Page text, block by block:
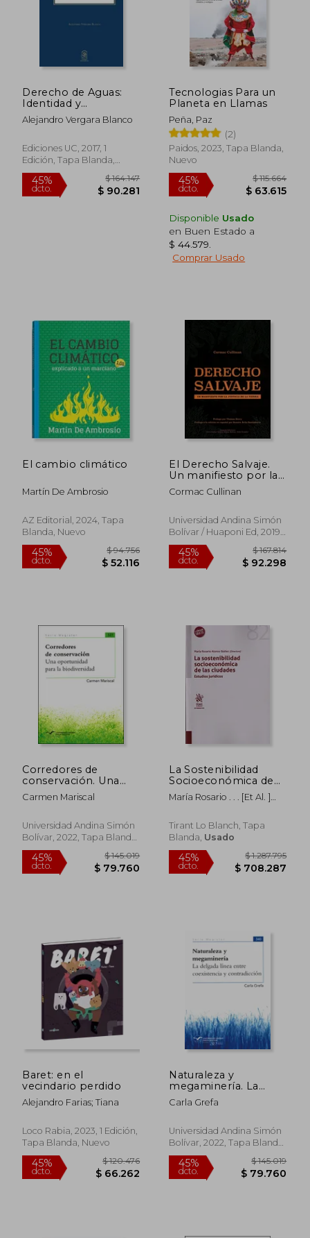
Derecho de Aguas:
Identidad y
Transformaciones
Alejandro Vergara Blanco
Ediciones UC, 2017, 1
Edición, Tapa Blanda,
Nuevo
Tecnologias Para un
Planeta en Llamas
Peña, Paz
(2)
Paidos, 2023, Tapa Blanda,
Nuevo
Disponible Usado
en Buen Estado a
$ 44.579
Comprar Usado
El cambio climático
Martín De Ambrosio
AZ Editorial, 2024, Tapa
Blanda, Nuevo
45%
dcto.
$ 94.756
$ 52.116
El Derecho Salvaje.
Un manifiesto por la
justicia de la Tierra
Cormac Cullinan
Universidad Andina Simón
Bolívar / Huaponi Ed, 2019,
Tapa Blanda, Nuevo
Corredores de
conservación. Una
oportunidad para la
biodiversidad
Carmen Mariscal
Universidad Andina Simón
Bolívar, 2022, Tapa Blanda,
Nuevo
$ 145.019
La Sostenibilidad
Socioeconómica de
las Ciudades. Estudios
Jurídicos
María Rosario . . . [Et Al. ]
Tirant Lo Blanch, Tapa
Blanda, Usado
Baret: en el
vecindario perdido
Alejandro Farias; Tiana
Loco Rabia, 2023, 1 Edición,
Tapa Blanda, Nuevo
Naturaleza y
megaminería. La
delgada línea entre
coexistencia y
Carla Grefa
Universidad Andina Simón
Bolívar, 2022, Tapa Blanda,
Nuevo